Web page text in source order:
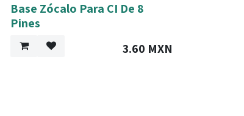
Base Zócalo Para CI De 8
Pines
3.60 MXN